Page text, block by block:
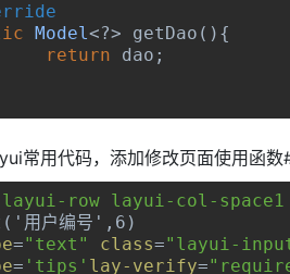
Model<?> getDao (){
return dao ;
常用代码，添加修改页面使用函
row layui-col-space1
="text" class="layui-
= 'tips' lay-verify=